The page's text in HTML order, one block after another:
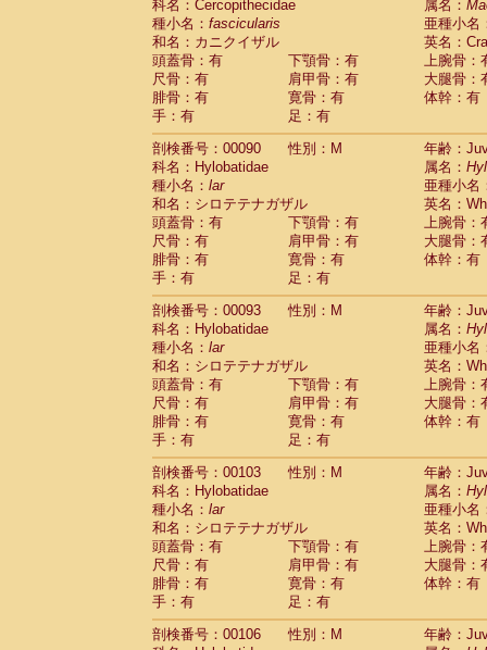
HylobatidaeSymphalangus
Hominidae
(0)
Hominidae
Hominidae Gorilla gorilla beringei(0)
Hominidae Gorilla gorilla gorilla(0)
Primates misc.(0)
Scandentia Dendrogale melanura
Scandentia Ptilocercus lowii
Scandentia
Scandentia
ScandentiaTupaia minor
科名：Cercopithecidae
属名：
種小名： fascicularis
亜種小名
和名：カニクイザル
英名：
頭蓋骨：有
下顎骨：有
上腕骨：
尺骨：有
肩甲骨：有
大腿骨：
腓骨：有
寛骨：有
体幹：有
手：有
足：有
剖検番号：00090
性別：M
年齢：
科名：Hylobatidae
属名：
種小名： lar
亜種小名
和名：シロテテナガザル
英名：
頭蓋骨：有
下顎骨：有
上腕骨：
尺骨：有
肩甲骨：有
大腿骨：
腓骨：有
寛骨：有
体幹：有
手：有
足：有
剖検番号：00093
性別：M
年齢：
科名：Hylobatidae
属名：
種小名： lar
亜種小名
和名：シロテテナガザル
英名：
頭蓋骨：有
下顎骨：有
上腕骨：
尺骨：有
肩甲骨：有
大腿骨：
腓骨：有
寛骨：有
体幹：有
手：有
足：有
剖検番号：00103
性別：M
年齢：
科名：Hylobatidae
属名：
種小名： lar
亜種小名
和名：シロテテナガザル
英名：
頭蓋骨：有
下顎骨：有
上腕骨：
尺骨：有
肩甲骨：有
大腿骨：
腓骨：有
寛骨：有
体幹：有
手：有
足：有
剖検番号：00106
性別：M
年齢：